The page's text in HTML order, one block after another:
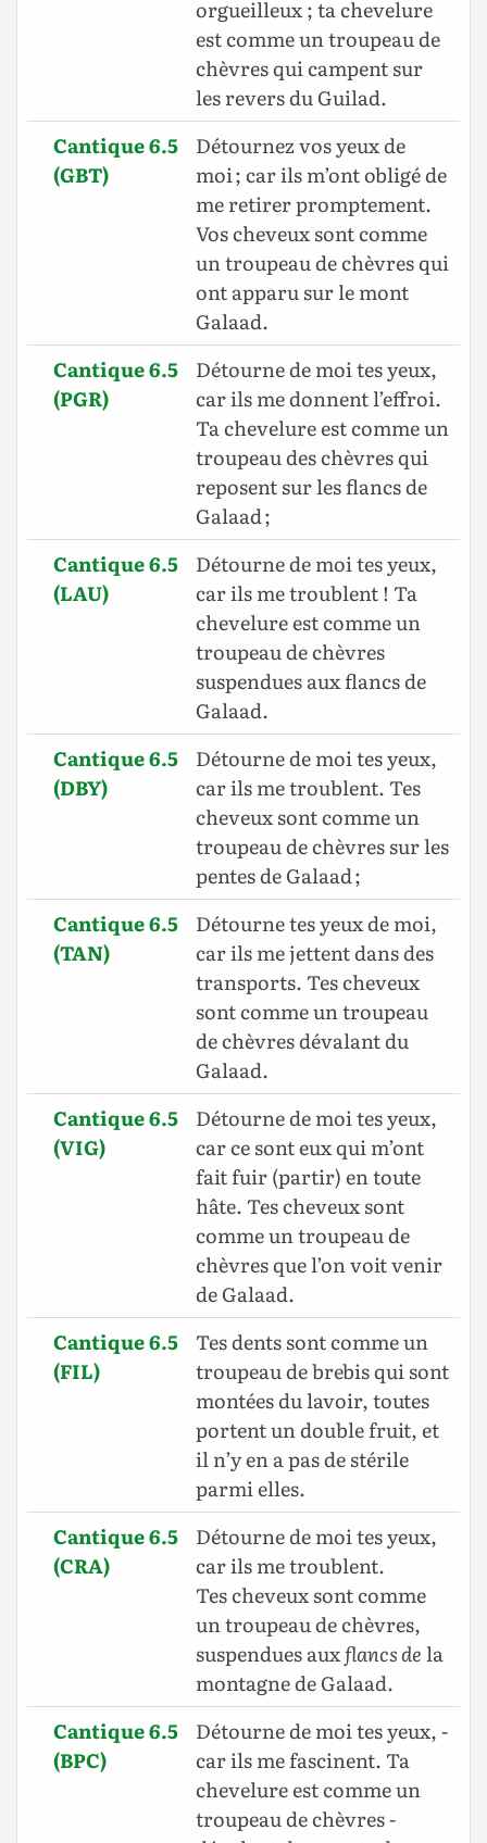
orgueilleux ; ta chevelure
est comme un troupeau de
chèvres qui campent sur
les revers du Guilad.
Cantique 6.5
(GBT)
Détournez vos yeux de
moi ; car ils m’ont obligé de
me retirer promptement.
Vos cheveux sont comme
un troupeau de chèvres qui
ont apparu sur le mont
Galaad.
Cantique 6.5
(PGR)
Détourne de moi tes yeux,
car ils me donnent l’effroi.
Ta chevelure est comme un
troupeau des chèvres qui
reposent sur les flancs de
Galaad ;
Cantique 6.5
(LAU)
Détourne de moi tes yeux,
car ils me troublent ! Ta
chevelure est comme un
troupeau de chèvres
suspendues aux flancs de
Galaad.
Cantique 6.5
(DBY)
Détourne de moi tes yeux,
car ils me troublent. Tes
cheveux sont comme un
troupeau de chèvres sur les
pentes de Galaad ;
Cantique 6.5
(TAN)
Détourne tes yeux de moi,
car ils me jettent dans des
transports. Tes cheveux
sont comme un troupeau
de chèvres dévalant du
Galaad.
Cantique 6.5
(VIG)
Détourne de moi tes yeux,
car ce sont eux qui m’ont
fait fuir (partir) en toute
hâte. Tes cheveux sont
comme un troupeau de
chèvres que l’on voit venir
de Galaad.
Cantique 6.5
(FIL)
Tes dents sont comme un
troupeau de brebis qui sont
montées du lavoir, toutes
portent un double fruit, et
il n’y en a pas de stérile
parmi elles.
Cantique 6.5
(CRA)
Détourne de moi tes yeux,
car ils me troublent.
Tes cheveux sont comme
un troupeau de chèvres,
suspendues auxflancs dela
montagne de Galaad.
Cantique 6.5
(BPC)
Détourne de moi tes yeux, -
car ils me fascinent. Ta
chevelure est comme un
troupeau de chèvres -